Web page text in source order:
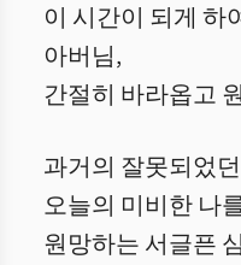
이 시간이 되게 하
아버님,
간절히 바라옵고
과거의 잘못되었
오늘의 미비한 나
원망하는 서글픈